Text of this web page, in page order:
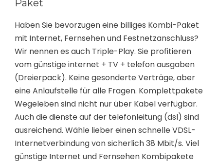
Paket
Haben Sie bevorzugen eine billiges Kombi-Paket
mit Internet, Fernsehen und Festnetzanschluss?
Wir nennen es auch Triple-Play. Sie profitieren
vom günstige internet + TV + telefon ausgaben
(Dreierpack). Keine gesonderte Verträge, aber
eine Anlaufstelle für alle Fragen. Komplettpakete
Wegeleben sind nicht nur über Kabel verfügbar.
Auch die dienste auf der telefonleitung (dsl) sind
ausreichend. Wähle lieber einen schnelle VDSL-
Internetverbindung von sicherlich 38 Mbit/s. Viel
günstige Internet und Fernsehen Kombipakete